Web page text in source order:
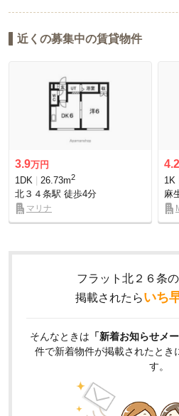
近くの募集中の賃貸物件
3.9万円
1DK
26.73m2
北３４条駅 徒歩4分
マリナ
4.2
1K
麻
フラット北２６条の
掲載されたらいち
そんなときは 「新着お知らせメー
件で新着物件が掲載されたとき
す。